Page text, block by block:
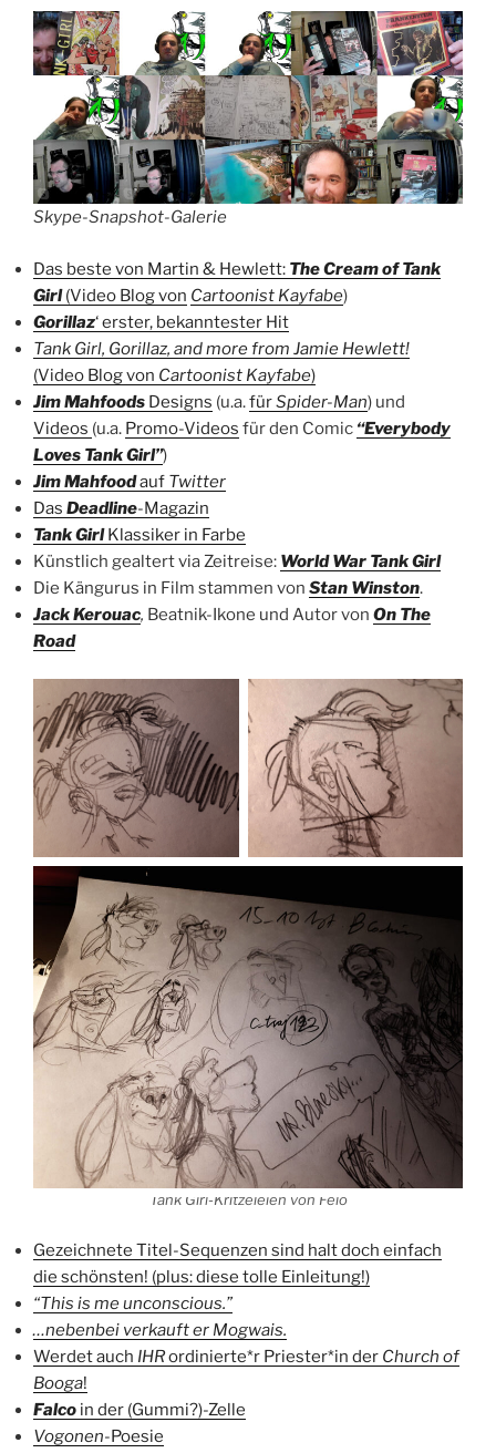
Skype-Snapshot-Galerie
Das beste von Martin & Hewlett: The Cream of Tank
Girl(Video Blog von Cartoonist Kayfabe)
Gorillaz‘ erster, bekanntester Hit
Tank Girl, Gorillaz, and more from Jamie Hewlett!
(Video Blog von Cartoonist Kayfabe)
Jim Mahfoods Designs (u.a.fürSpider-Man) und
Videos (u.a. Promo-Videos für den Comic “Everybody
Loves Tank Girl”)
Jim Mahfoodauf Twitter
Das Deadline-Magazin
Tank GirlKlassiker in Farbe
Künstlich gealtert via Zeitreise: World War Tank Girl
Die Kängurus in Film stammen von Stan Winston.
Jack Kerouac, Beatnik-Ikone und Autor von On The
Road
Tank Girl-Kritzeleien von Felo
Gezeichnete Titel-Sequenzen sind halt doch einfach
die schönsten! (plus: diese tolle Einleitung!)
“This is me unconscious.”
…nebenbei verkauft er Mogwais.
Werdet auch IHRordinierte*r Priester*in der Church of
Booga!
Falco in der (Gummi?)-Zelle
Vogonen-Poesie